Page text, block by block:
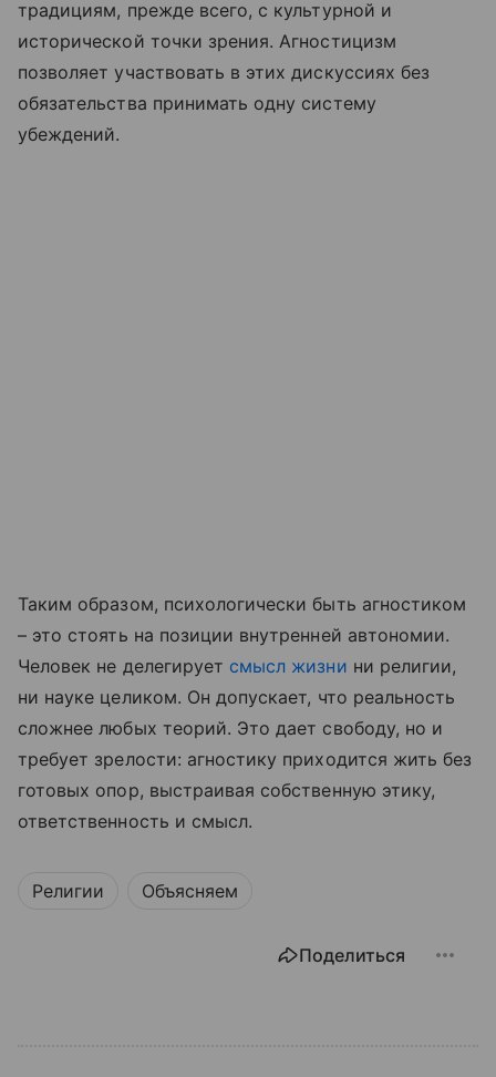
традициям, прежде всего, с культурной и
исторической точки зрения. Агностицизм
позволяет участвовать в этих дискуссиях без
обязательства принимать одну систему
убеждений.
Таким образом, психологически быть агностиком
– это стоять на позиции внутренней автономии.
Человек не делегирует смысл жизни ни религии,
ни науке целиком. Он допускает, что реальность
сложнее любых теорий. Это дает свободу, но и
требует зрелости: агностику приходится жить без
готовых опор, выстраивая собственную этику,
ответственность и смысл.
Религии Объясняем
Поделиться